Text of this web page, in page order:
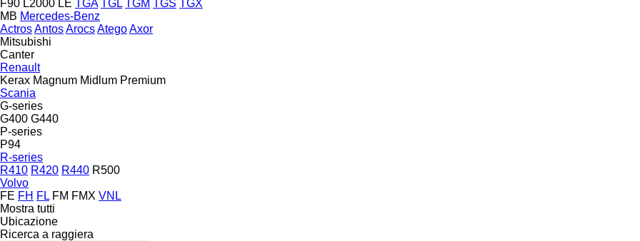
F90 L2000 LE TGA TGL TGM TGS TGX
MB Mercedes-Benz
ActrosAntosArocsAtegoAxor
Mitsubishi
Canter
Renault
Kerax Magnum Midlum Premium
Scania
G-series
G400 G440
P-series
P94
R-series
R410 R420 R440 R500
Volvo
FE FH FL FM FMX VNL
Mostra tutti
Ubicazione
Ricerca a raggiera